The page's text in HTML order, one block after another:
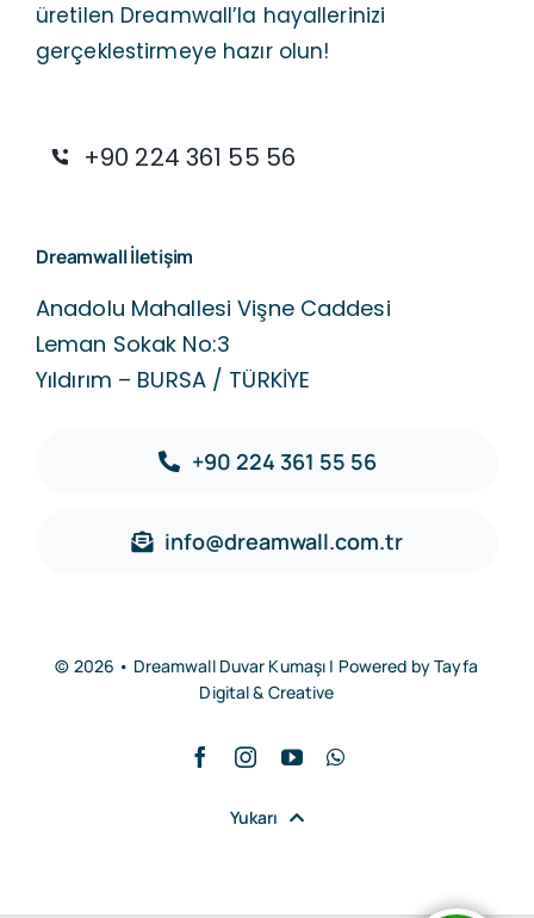
üretilen Dreamwall’la hayallerinizi
gerçeklestirmeye hazır olun!
+90 224 361 55 56
Dreamwall İletişim
Anadolu Mahallesi Vişne Caddesi
Leman Sokak No:3
Yıldırım – BURSA / TÜRKİYE
+90 224 361 55 56
info@dreamwall.com.tr
© 2026 • Dreamwall Duvar Kumaşı | Powered byTayfa
Digital & Creative
Yukarı